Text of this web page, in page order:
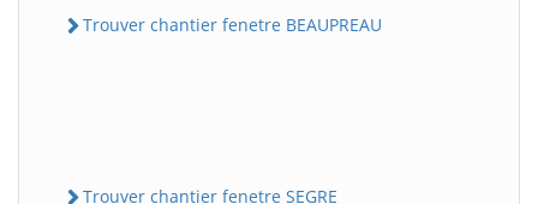
Trouver chantier fenetre BEAUPREAU
Trouver chantier fenetre SEGRE